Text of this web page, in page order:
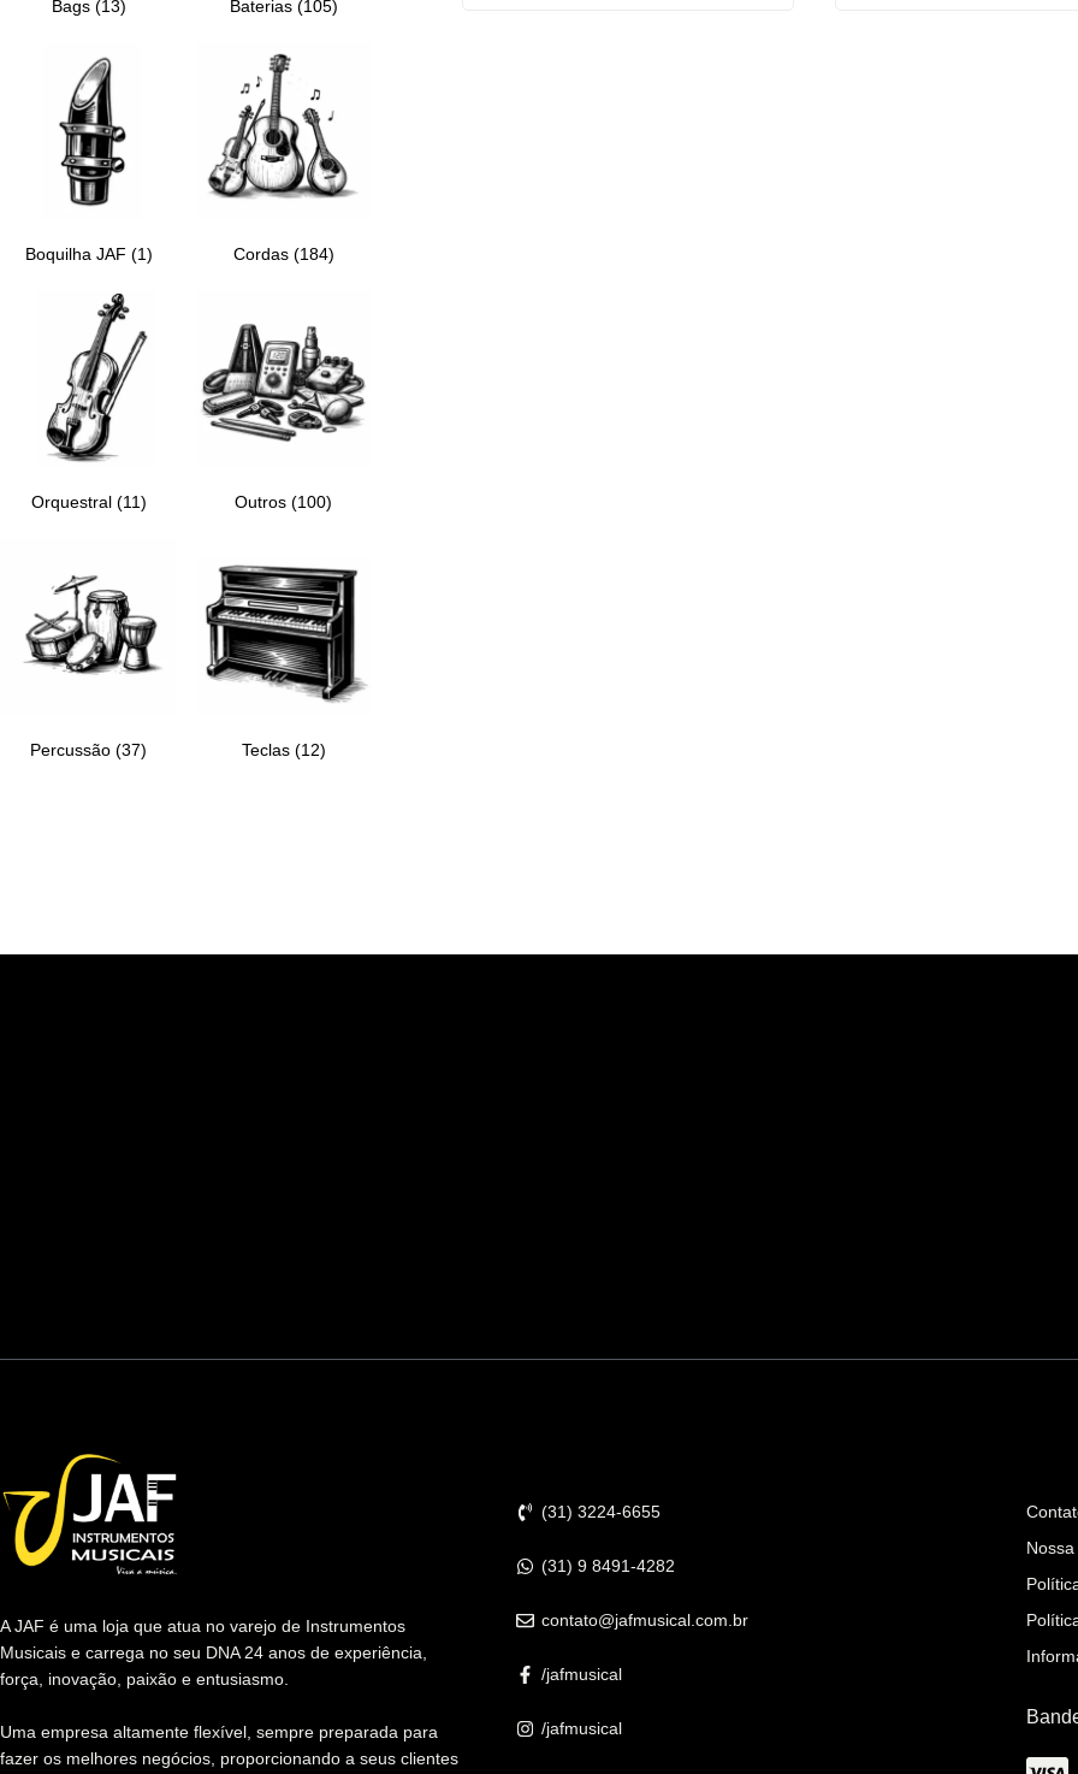
Bags (13) Baterias (105)
Boquilha JAF (1) Cordas (184)
Orquestral (11) Outros (100)
Percussão (37) Teclas (12)
A JAF é uma loja que atua no varejo de Instrumentos
Musicais e carrega no seu DNA 24 anos de experiência,
força, inovação, paixão e entusiasmo.
Uma empresa altamente flexível, sempre preparada para
fazer os melhores negócios, proporcionando a seus clientes
(31) 3224-6655
(31) 9 8491-4282
contato@jafmusical.com.br
/jafmusical
/jafmusical